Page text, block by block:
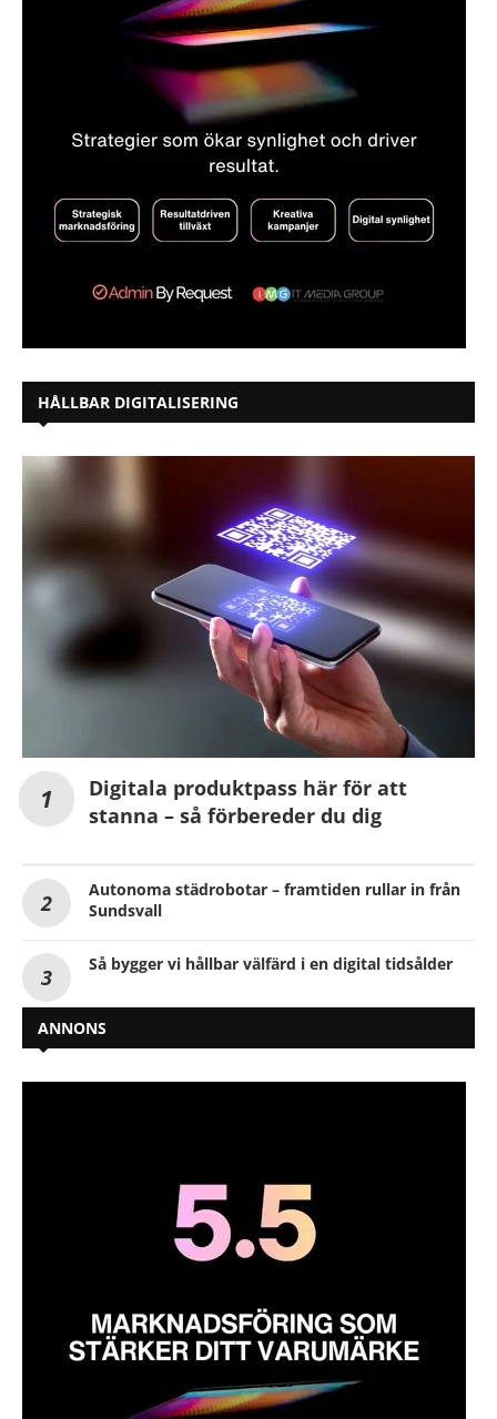
HÅLLBAR DIGITALISERING
Digitala produktpass här för att
stanna – så förbereder du dig
Autonoma städrobotar – framtiden rullar in från
Sundsvall
Så bygger vi hållbar välfärd i en digital tidsålder
ANNONS